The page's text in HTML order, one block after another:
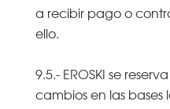
a recibir pago o
ello.
9.5.- EROSKI se
cambios en las